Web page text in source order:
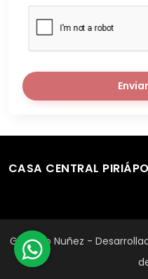
CASA CENTRAL
Gustavo Nuñez -